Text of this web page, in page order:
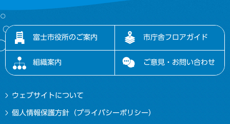
富士市役所のご案内 市庁舎フロアガイド
組織案内 ご意見・お問い合わせ
ウェブサイトについて
個人情報保護方針（プライバシーポリシー）